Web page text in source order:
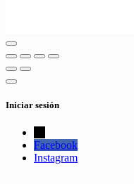
Iniciar sesión
Facebook
Instagram